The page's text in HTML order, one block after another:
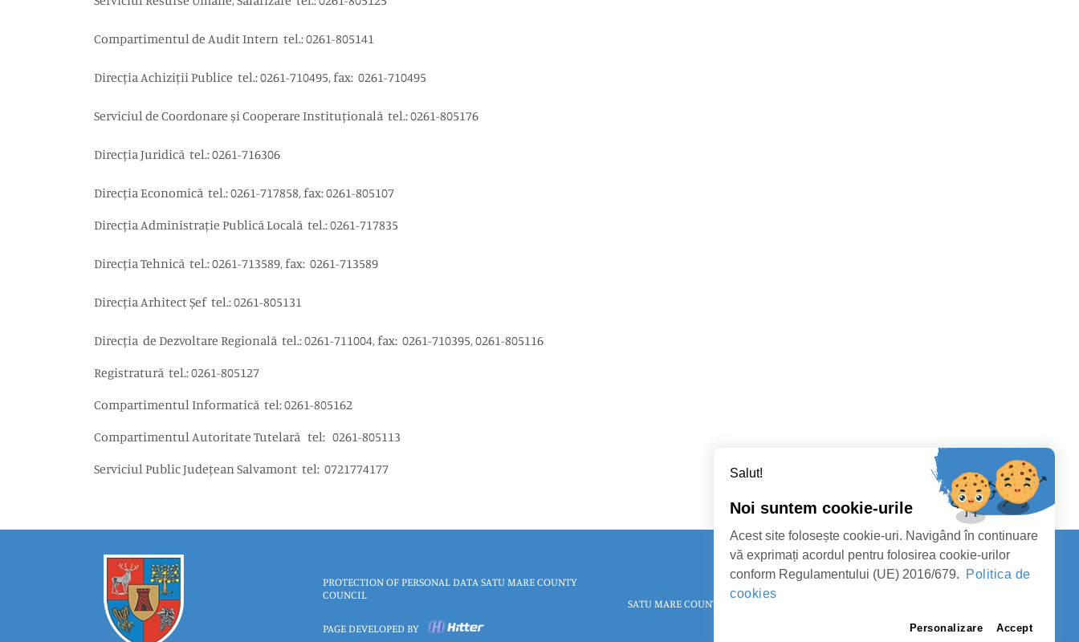
Compartimentul de Audit Intern tel.: 0261-805141
Direcția Achiziții Publice tel.: 0261-710495, fax: 0261-710495
Serviciul de Coordonare și Cooperare Instituțională tel.: 0261-805176
Direcția Juridică tel.: 0261-716306
Direcția Economică tel.: 0261-717858, fax: 0261-805107
Direcția Administrație Publică Locală tel.: 0261-717835
Direcția Tehnică tel.: 0261-713589, fax: 0261-713589
Direcția Arhitect Șef tel.: 0261-805131
Direcția de Dezvoltare Regională tel.: 0261-711004, fax: 0261-710395, 0261-805116
Registratură tel.: 0261-805127
Compartimentul Informatică tel: 0261-805162
Compartimentul Autoritate Tutelară tel: 0261-805113
Serviciul Public Județean Salvamont tel: 0721774177
PROTECTION OF PERSONAL DATA SATU MARE COUNTY
COUNCIL
PAGE DEVELOPED BY
SATU MARE COUNTY COUNCIL
Salut!
Noi suntem cookie-urile
Acest site folosește cookie-uri. Navigând în continuare
vă exprimați acordul pentru folosirea cookie-urilor
conform Regulamentului (UE) 2016/679.
Politica de
cookies
Personalizare Accept